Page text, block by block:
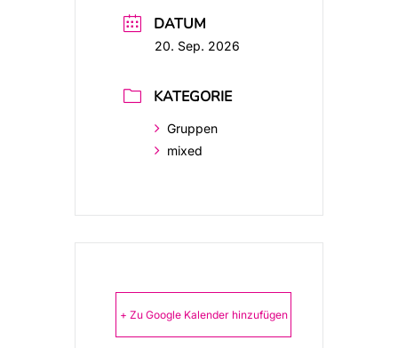
DATUM
20. Sep. 2026
KATEGORIE
Gruppen
mixed
+ Zu Google Kalender hinzufügen